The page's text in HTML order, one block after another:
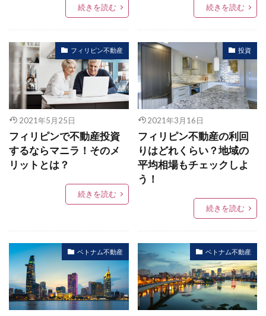
続きを読む 続きを読む
フィリピン不動産
2021年5月25日
フィリピンで不動産投資
するならマニラ！そのメ
リットとは？
続きを読む
投資
2021年3月16日
フィリピン不動産の利回
りはどれくらい？地域の
平均相場もチェックしよ
う！
続きを読む
ベトナム不動産 ベトナム不動産